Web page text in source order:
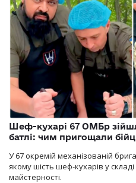
Шеф-кухарі 67 ОМБр
батлі: чим пригощали
У 67 окремій механізованій
якому шість шеф-кухарів у
майстерності.